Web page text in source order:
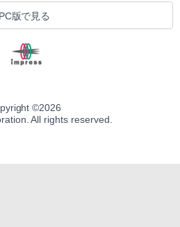
PC版で見る
©2026
All rights reserved.